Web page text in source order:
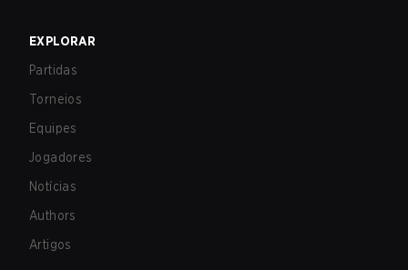
EXPLORAR
Partidas
Torneios
Equipes
Jogadores
Notícias
Authors
Artigos